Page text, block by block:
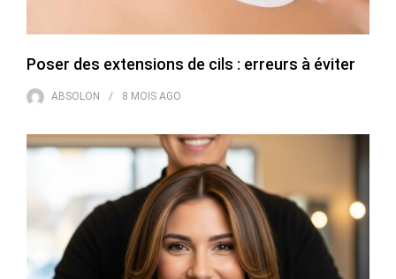
Poser des extensions de cils : erreurs à éviter
ABSOLON 8 MOIS AGO